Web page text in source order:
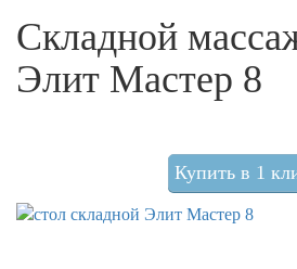
Складной
Элит Мастер 8
Купить в 1